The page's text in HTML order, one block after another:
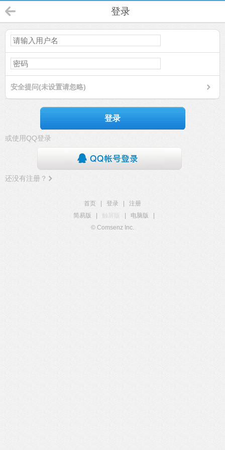
登录
安全提问(未设置请忽略)
登录
或使用QQ登录
还没有注册？
首页 登录
注册
简易版
触屏版 电脑版
© Comsenz Inc.